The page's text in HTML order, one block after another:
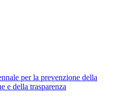
per la prevenzione della
e della trasparenza